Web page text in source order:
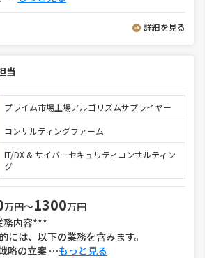
詳細を見る
当
プライム市場上場アルゴリズムサプライヤー
コンサルティングファーム
IT/DX & サイバーセキュリティコンサルティン
グ
万円〜1300万円
務内容***
には、以下の業務を含みます。
略の立案⋯もっと見る